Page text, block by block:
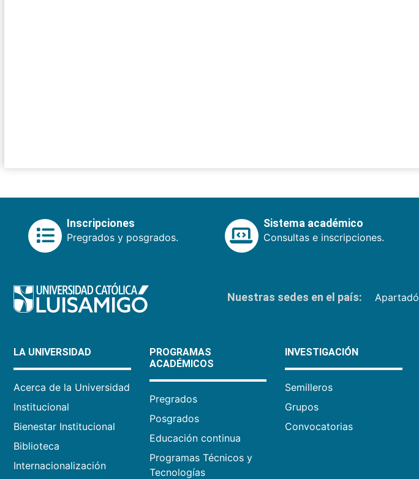
Inscripciones
Pregrados y posgrados.
Sistema académico
Consultas e inscripciones.
Nuestras sedes en el país: Apartadó
LA UNIVERSIDAD
Acerca de la Universidad
Institucional
Bienestar Institucional
Biblioteca
Internacionalización
PROGRAMAS
ACADÉMICOS
Pregrados
Posgrados
Educación continua
Programas Técnicos y
Tecnologías
INVESTIGACIÓN
Semilleros
Grupos
Convocatorias